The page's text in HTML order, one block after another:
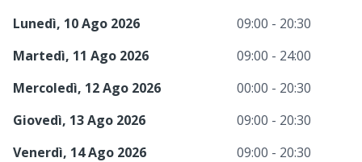
Lunedì, 10 Ago 2026
09:00 - 20:30
Martedì, 11 Ago 2026
09:00 - 24:00
Mercoledì, 12 Ago 2026
00:00 - 20:30
Giovedì, 13 Ago 2026
09:00 - 20:30
Venerdì, 14 Ago 2026
09:00 - 20:30